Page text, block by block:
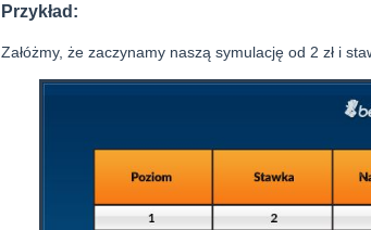
Przykład:
Załóżmy, że zaczynamy naszą symulację od 2 zł i